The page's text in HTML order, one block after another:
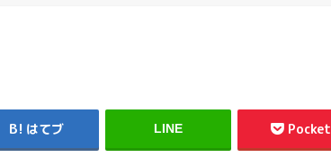
はてブ LINE Pocket